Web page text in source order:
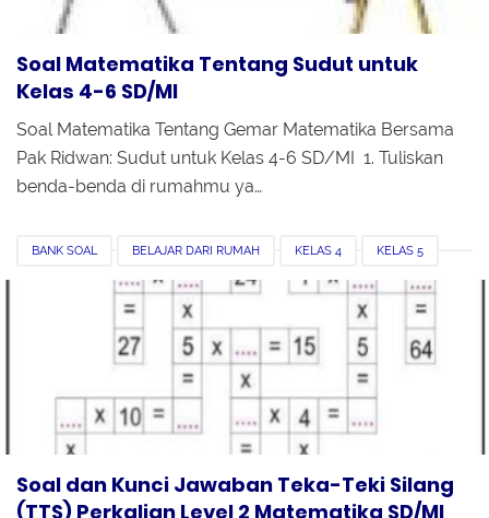
Soal Matematika Tentang Sudut untuk
Kelas 4-6 SD/MI
Soal Matematika Tentang Gemar Matematika Bersama
Pak Ridwan: Sudut untuk Kelas 4-6 SD/MI 1. Tuliskan
benda-benda di rumahmu ya…
BANK SOAL BELAJAR DARI RUMAH KELAS 4 KELAS 5
MATEMATIKA MI PERKALIAN SD
TEKA TEKI SILANG TTS
Soal dan Kunci Jawaban Teka-Teki Silang
(TTS) Perkalian Level 2 Matematika SD/MI